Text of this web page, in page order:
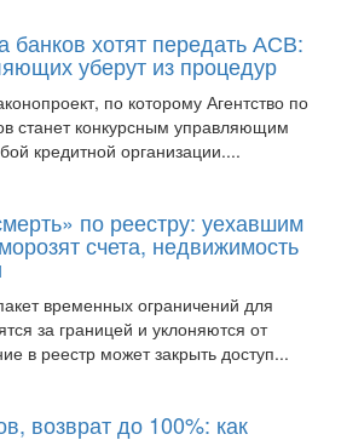
банков хотят передать АСВ:
уберут из процедур
по которому Агентство по
станет конкурсным управляющим
кредитной организации....
по реестру: уехавшим
счета, недвижимость
временных ограничений для
за границей и уклоняются от
в реестр может закрыть доступ...
возврат до 100%: как
соцобъекты через СЗПК